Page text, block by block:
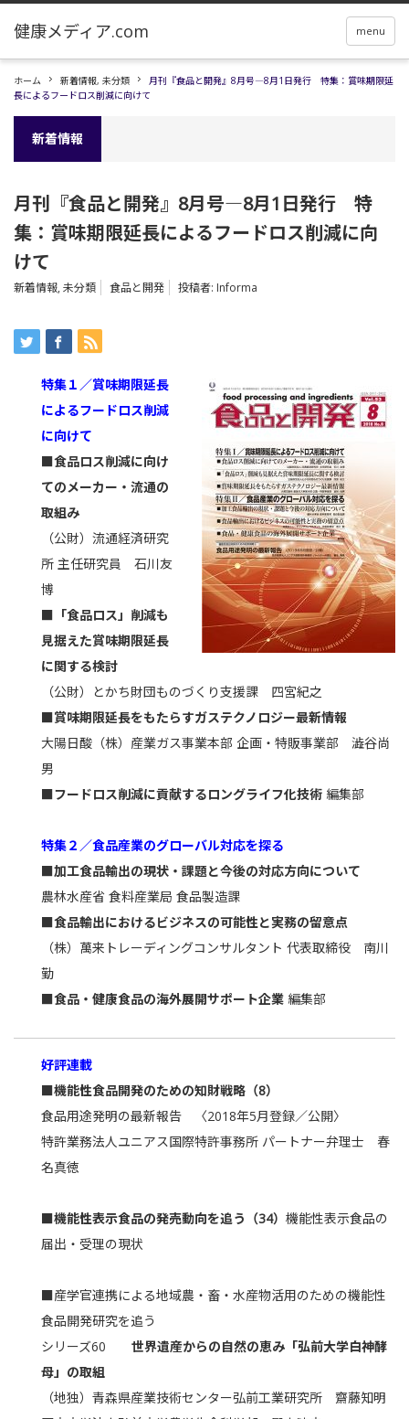
menu
ホーム 新着情報, 未分類
月刊『食品と開発』8月号―8月1日発行 特集：賞味期限延
長によるフードロス削減に向けて
新着情報
月刊『食品と開発』8月号―8月1日発行 特
集：賞味期限延長によるフードロス削減に向
けて
新着情報, 未分類 食品と開発 投稿者: Informa
特集１／賞味期限延長
によるフードロス削減
に向けて
■食品ロス削減に向け
てのメーカー・流通の
取組み
（公財）流通経済研究
所 主任研究員 石川友
博
■「食品ロス」削減も
見据えた賞味期限延長
に関する検討
（公財）とかち財団ものづくり支援課 四宮紀之
■賞味期限延長をもたらすガステクノロジー最新情報
大陽日酸（株）産業ガス事業本部 企画・特販事業部 澁谷尚
男
■フードロス削減に貢献するロングライフ化技術 編集部
特集２／食品産業のグローバル対応を探る
■加工食品輸出の現状・課題と今後の対応方向について
農林水産省 食料産業局 食品製造課
■食品輸出におけるビジネスの可能性と実務の留意点
（株）萬来トレーディングコンサルタント 代表取締役 南川
勤
■食品・健康食品の海外展開サポート企業 編集部
好評連載
■機能性食品開発のための知財戦略（8）
食品用途発明の最新報告 〈2018年5月登録／公開〉
特許業務法人ユニアス国際特許事務所 パートナー弁理士 春
名真徳
■機能性表示食品の発売動向を追う（34） 機能性表示食品の
届出・受理の現状
■産学官連携による地域農・畜・水産物活用のための機能性
食品開発研究を追う
シリーズ60 世界遺産からの自然の恵み「弘前大学白神酵
母」の取組
（地独）青森県産業技術センター弘前工業研究所 齋藤知明